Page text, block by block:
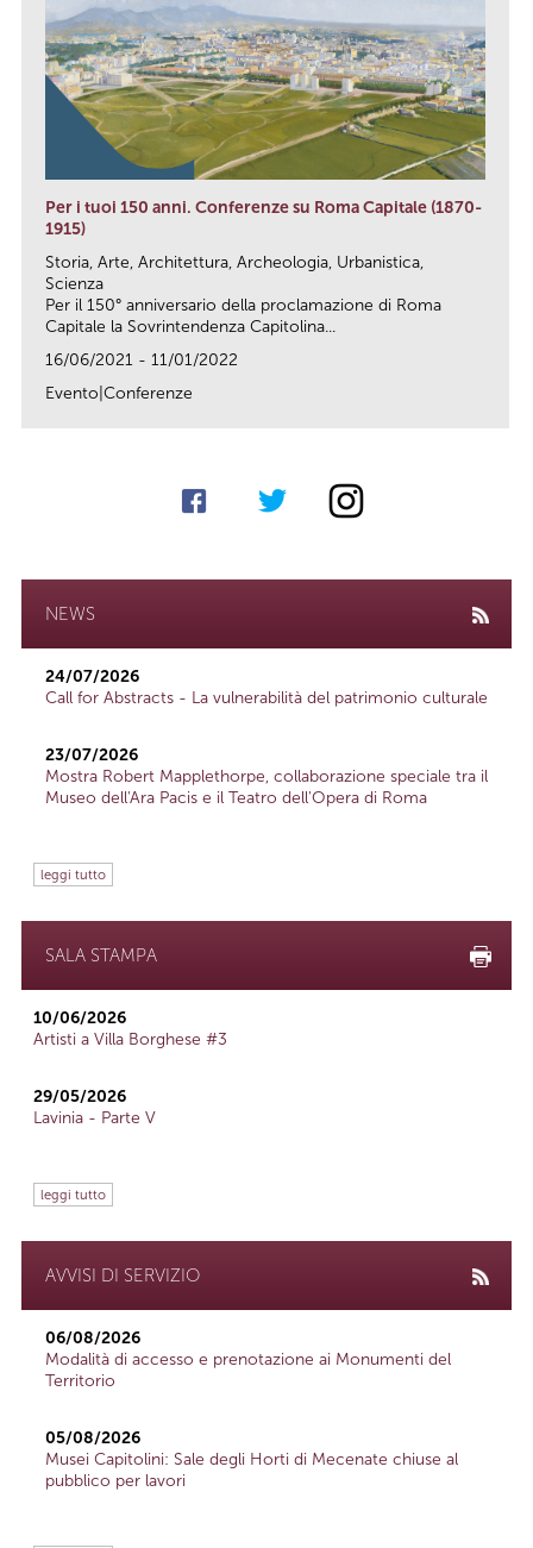
Per i tuoi 150 anni. Conferenze su Roma Capitale (1870-
1915)
Storia, Arte, Architettura, Archeologia, Urbanistica,
Scienza
Per il 150° anniversario della proclamazione di Roma
Capitale la Sovrintendenza Capitolina...
16/06/2021 - 11/01/2022
Evento|Conferenze
NEWS
24/07/2026
Call for Abstracts - La vulnerabilità del patrimonio culturale
23/07/2026
Mostra Robert Mapplethorpe, collaborazione speciale tra il
Museo dell'Ara Pacis e il Teatro dell'Opera di Roma
leggi tutto
SALA STAMPA
10/06/2026
Artisti a Villa Borghese #3
29/05/2026
Lavinia - Parte V
leggi tutto
AVVISI DI SERVIZIO
06/08/2026
Modalità di accesso e prenotazione ai Monumenti del
Territorio
05/08/2026
Musei Capitolini: Sale degli Horti di Mecenate chiuse al
pubblico per lavori